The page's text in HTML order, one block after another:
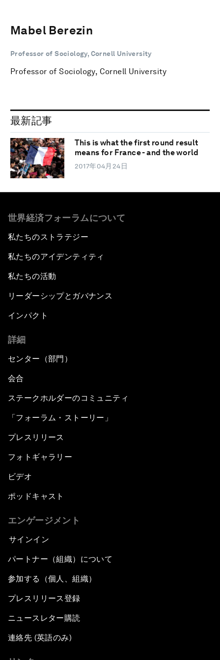
Mabel Berezin
Professor of Sociology, Cornell University
Professor of Sociology, Cornell University
最新記事
This is what the first round result
means for France - and the world
2017年04月24日
世界経済フォーラムについて
私たちのストラテジー
私たちのアイデンティティ
私たちの活動
リーダーシップとガバナンス
インパクト
詳細
センター（部門）
会合
ステークホルダーのコミュニティ
「フォーラム・ストーリー」
プレスリリース
フォトギャラリー
ビデオ
ポッドキャスト
エンゲージメント
サインイン
パートナー（組織）について
参加する（個人、組織）
プレスリリース登録
ニュースレター購読
連絡先 (英語のみ)